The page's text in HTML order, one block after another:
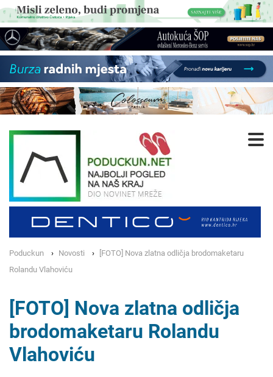
Poduckun Novosti
[FOTO] Nova zlatna odličja brodomaketaru
Rolandu Vlahoviću
[FOTO] Nova zlatna odličja
brodomaketaru Rolandu
Vlahoviću